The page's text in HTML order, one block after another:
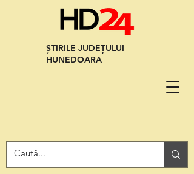
ȘTIRILE JUDEȚULUI
HUNEDOARA